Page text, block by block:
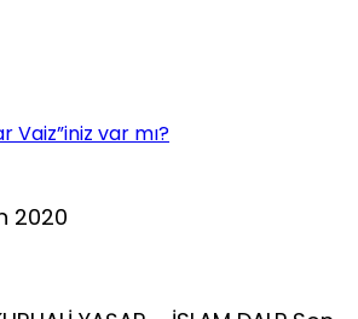
Vaiz”iniz var mı?
2020